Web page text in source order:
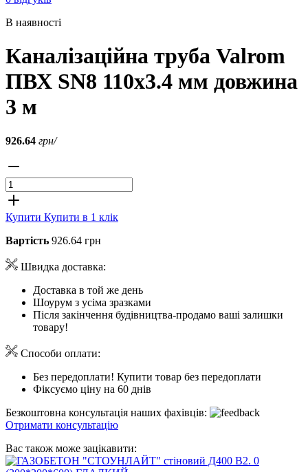
В наявності
Каналізаційна труба Valrom
ПВХ SN8 110x3.4 мм довжина
3 м
926.64 грн/
Купити Купити в 1 клік
Вартість 926.64 грн
Швидка доставка:
Доставка в той же день
Шоурум з усіма зразками
Після закінчення будівництва-продамо ваші залишки
товару!
Способи оплати:
Без передоплати! Купити товар без передоплати
Фіксуємо ціну на 60 днів
Безкоштовна консультація наших фахівців:
Отримати консультацію
Вас також може зацікавити: